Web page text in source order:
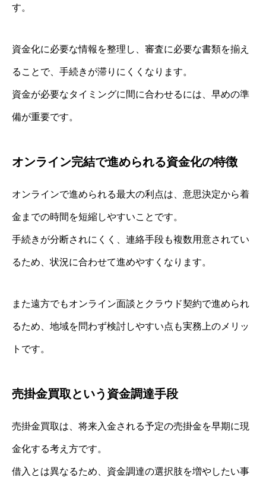
す。
資金化に必要な情報を整理し、審査に必要な書類を揃え
ることで、手続きが滞りにくくなります。
資金が必要なタイミングに間に合わせるには、早めの準
備が重要です。
オンライン完結で進められる資金化の特徴
オンラインで進められる最大の利点は、意思決定から着
金までの時間を短縮しやすいことです。
手続きが分断されにくく、連絡手段も複数用意されてい
るため、状況に合わせて進めやすくなります。
また遠方でもオンライン面談とクラウド契約で進められ
るため、地域を問わず検討しやすい点も実務上のメリッ
トです。
売掛金買取という資金調達手段
売掛金買取は、将来入金される予定の売掛金を早期に現
金化する考え方です。
借入とは異なるため、資金調達の選択肢を増やしたい事